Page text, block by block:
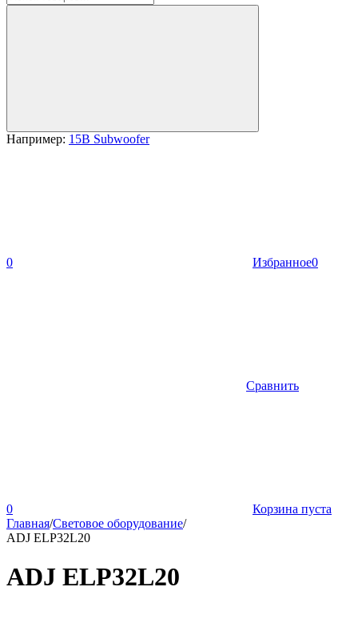
Например: 15B Subwoofer
0 Избранное0
Сравнить
0
Корзина пуста
Главная/Световое оборудование/
ADJ ELP32L20
ADJ ELP32L20